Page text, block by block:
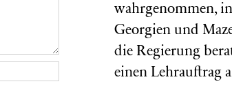
wahrgenommen, in
Georgien und
die Regierung
einen Lehrauftrag